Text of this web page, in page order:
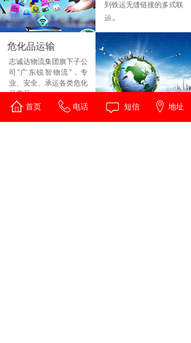
到铁运无缝链接的多式联
运 。
危化品运输
志诚达物流集团旗下子公
司“广东锐智物流”，专
业、安全、承运各类危化
品产品。
首页 电话 短信 地址